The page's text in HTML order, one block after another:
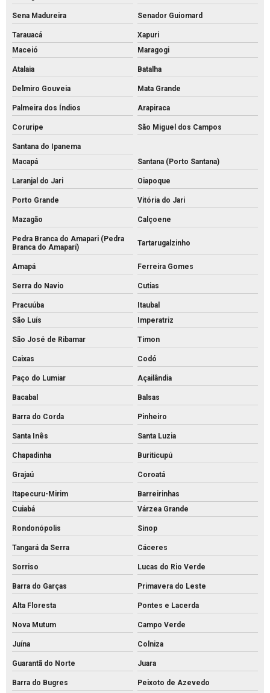
Sena Madureira Senador Guiomard
Tarauacá
Xapuri
Maceió
Maragogi
Atalaia Batalha
Delmiro Gouveia Mata Grande
Palmeira dos Índios Arapiraca
Coruripe São Miguel dos Campos
Santana do Ipanema
Macapá
Santana (Porto Santana)
Laranjal do Jari Oiapoque
Porto Grande Vitória do Jari
Mazagão Calçoene
Pedra Branca do Amapari (Pedra
Branca do Amaparí)
Tartarugalzinho
Amapá Ferreira Gomes
Serra do Navio Cutias
Pracuúba
Itaubal
São Luís
Imperatriz
São José de Ribamar Timon
Caixas Codó
Paço do Lumiar Açailândia
Bacabal Balsas
Barra do Corda Pinheiro
Santa Inês Santa Luzia
Chapadinha Buriticupú
Grajaú Coroatá
Itapecuru-Mirim
Barreirinhas
Cuiabá
Várzea Grande
Rondonópolis Sinop
Tangará da Serra Cáceres
Sorriso Lucas do Rio Verde
Barra do Garças Primavera do Leste
Alta Floresta Pontes e Lacerda
Nova Mutum Campo Verde
Juína Colniza
Guarantã do Norte Juara
Barra do Bugres
Peixoto de Azevedo